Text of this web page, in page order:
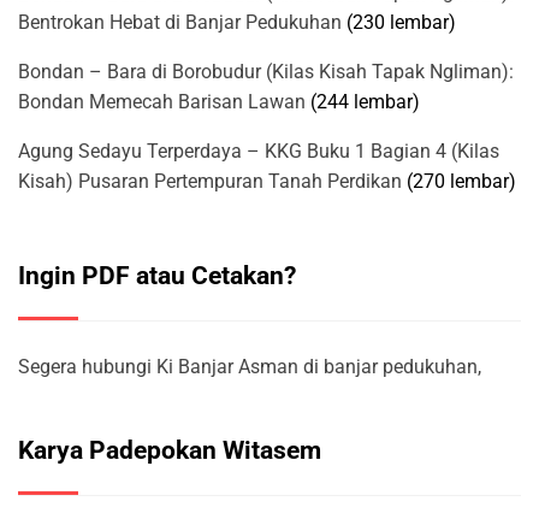
Bentrokan Hebat di Banjar Pedukuhan (230 lembar)
Bondan – Bara di Borobudur (Kilas Kisah Tapak Ngliman):
Bondan Memecah Barisan Lawan (244 lembar)
Agung Sedayu Terperdaya – KKG Buku 1 Bagian 4 (Kilas
Kisah) Pusaran Pertempuran Tanah Perdikan (270 lembar)
Ingin PDF atau Cetakan?
Segera hubungi Ki Banjar Asman di banjar pedukuhan,
Karya Padepokan Witasem